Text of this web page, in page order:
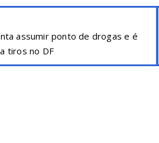
assumir ponto de drogas e é
tiros no DF